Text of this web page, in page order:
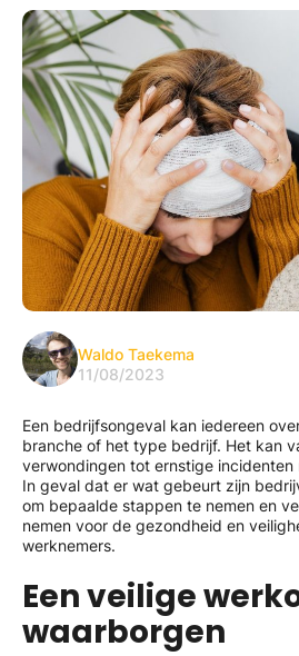
Waldo Taekema
11/08/2023
Een bedrijfsongeval kan iedereen
branche of het type bedrijf. Het kan
verwondingen tot ernstige
In geval dat er wat gebeurt zijn
om bepaalde stappen te nemen en
nemen voor de gezondheid en
werknemers.
Een veilige
waarborgen